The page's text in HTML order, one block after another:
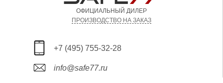
ОФИЦИАЛЬНЫЙ ДИЛЕР
ПРОИЗВОДСТВО НА ЗАКАЗ
+7 (495) 755-32-28
info@safe77.ru